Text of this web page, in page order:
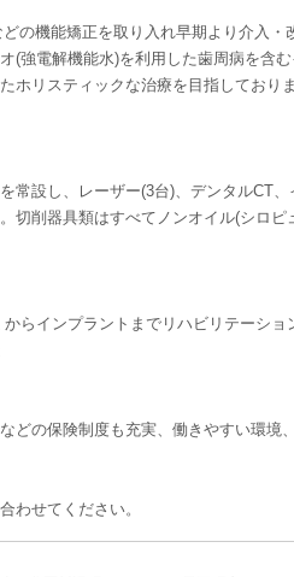
の機能矯正を取り入れ早期より介入・
(強電解機能水)を利用した歯周病を含
ホリスティックな治療を目指しておりま
常設し、レーザー(3台)、デンタルCT
切削器具類はすべてノンオイル(シロピ
らインプラントまでリハビリテーショ
どの保険制度も充実、働きやすい環境
わせてください。